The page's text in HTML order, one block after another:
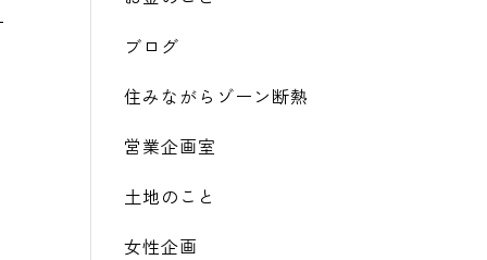
ブログ
住みながらゾーン断熱
営業企画室
土地のこと
女性企画